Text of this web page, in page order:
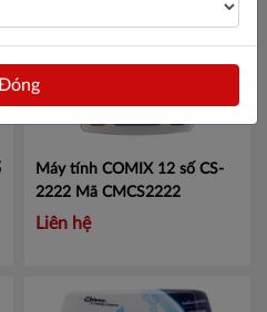
Máy tính COMIX 12 số CS-
2222 Mã CMCS2222
Liên hệ